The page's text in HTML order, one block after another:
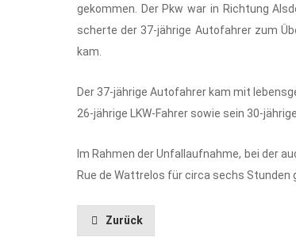
gekommen. Der Pkw war in Richtung
scherte der 37-jährige Autofahrer zum
kam.
Der 37-jährige Autofahrer kam mit
26-jährige LKW-Fahrer sowie sein 30-
Im Rahmen der Unfallaufnahme, bei der
Rue de Wattrelos für circa sechs Stunden
Zurück